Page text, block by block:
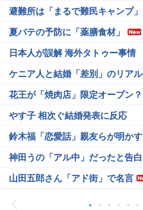
避難所は「まるで難民キャンプ」
夏バテの予防に「薬膳食材」
日本人が誤解 海外タトゥー事情
ケニア人と結婚「差別」のリアル
花王が「焼肉店」限定オープン？
やす子 相次ぐ結婚発表に反応
鈴木福「恋愛話」親友らが明かす
神田うの「アル中」だったと告白
山田五郎さん「アド街」で名言